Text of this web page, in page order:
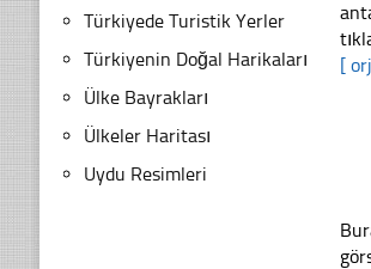
[
Türkiyede Turistik Yerler
Türkiyenin Doğal Harikaları
Ülke Bayrakları
Ülkeler Haritası
Uydu Resimleri